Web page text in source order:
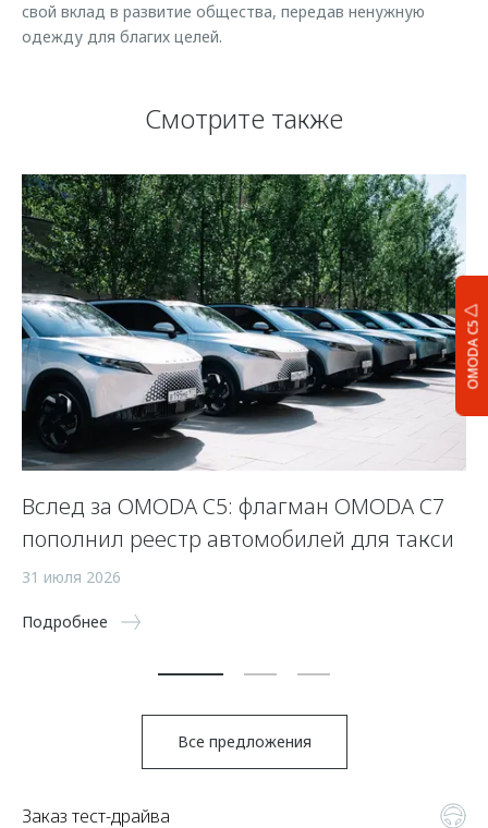
OMODA C5
свой вклад в развитие общества, передав ненужную
одежду для благих целей.
Смотрите также
Вслед за OMODA C5: флагман OMODA C7
пополнил реестр автомобилей для такси
31 июля 2026
Подробнее
Все предложения
Заказ тест-драйва